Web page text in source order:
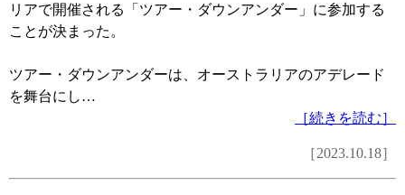
リアで開催される「ツアー・ダウンアンダー」に参加する
ことが決まった。
ツアー・ダウンアンダーは、オーストラリアのアデレード
を舞台にし…
［続きを読む］
［2023.10.18］